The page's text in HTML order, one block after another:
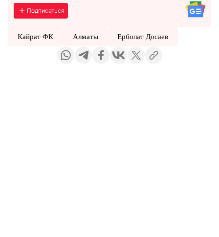
Подписаться
Кайрат ФК Алматы Ерболат Досаев